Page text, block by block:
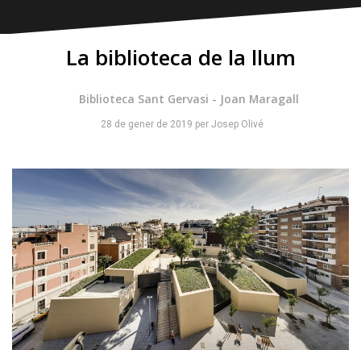
La biblioteca de la llum
Biblioteca Sant Gervasi - Joan Maragall
28 de gener de 2019 per Josep Olivé